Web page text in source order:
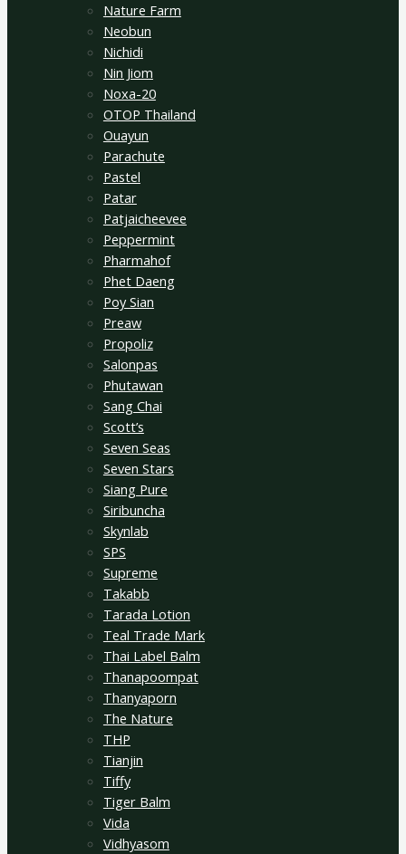
Nature Farm
Neobun
Nichidi
Nin Jiom
Noxa-20
OTOP Thailand
Ouayun
Parachute
Pastel
Patar
Patjaicheevee
Peppermint
Pharmahof
Phet Daeng
Poy Sian
Preaw
Propoliz
Salonpas
Phutawan
Sang Chai
Scott’s
Seven Seas
Seven Stars
Siang Pure
Siribuncha
Skynlab
SPS
Supreme
Takabb
Tarada Lotion
Teal Trade Mark
Thai Label Balm
Thanapoompat
Thanyaporn
The Nature
THP
Tianjin
Tiffy
Tiger Balm
Vida
Vidhyasom